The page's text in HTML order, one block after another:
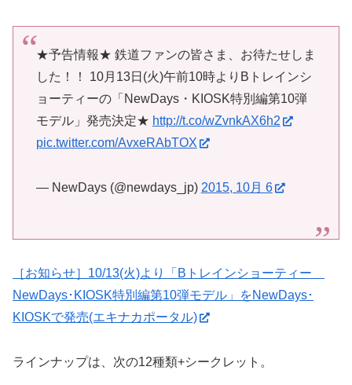
★予告情報★ 鉄道ファンの皆さま、お待たせしま
した！！ 10月13日(火)午前10時よりBトレインシ
ョーティーの「NewDays・KIOSK特別編第10弾
モデル」発売決定★ http://t.co/wZvnkAX6h2
pic.twitter.com/AvxeRAbTOX
— NewDays (@newdays_jp) 2015, 10月 6
［お知らせ］10/13(火)より「Bトレインショーティー
NewDays･KIOSK特別編第10弾モデル」をNewDays･
KIOSKで発売(エキナカポータル)
ラインナップは、次の12種類+シークレット。